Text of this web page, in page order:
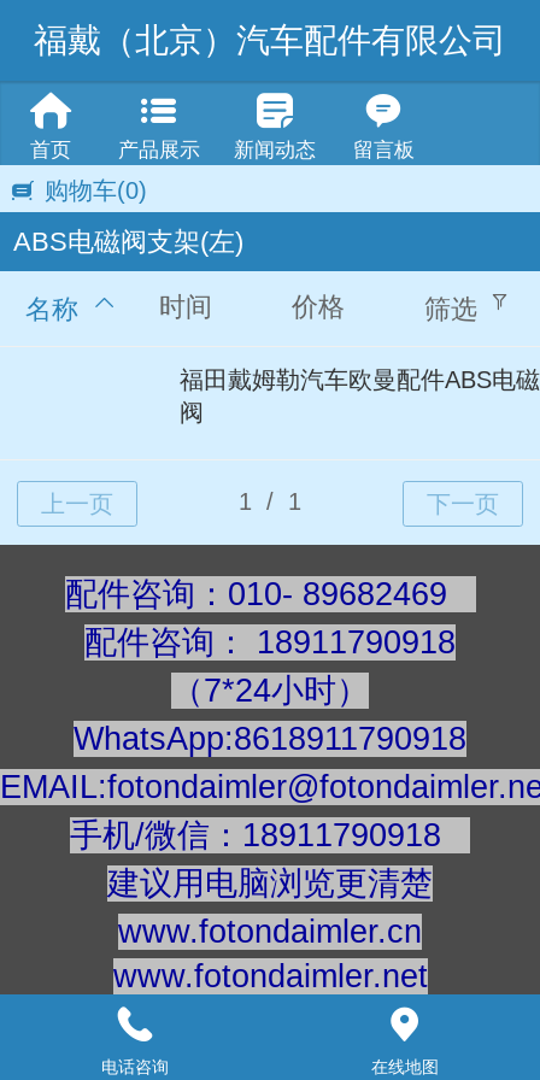
福戴（北京）汽车配件有限公司
首页 产品展示 新闻动态 留言板
购物车(0)
ABS电磁阀支架(左)
名称 时间 价格 筛选
福田戴姆勒汽车欧曼配件ABS电磁
阀
配件咨询：010- 89682469
配件咨询 ： 18911790918
（7*24小时）
WhatsApp:8618911790918
手机/微信：18911790918
建议用电脑浏览更清楚
www.fotondaimler.cn
www.fotondaimler.net
意见反馈：
18911863908
快手号：fotondaimler
电话咨询 在线地图